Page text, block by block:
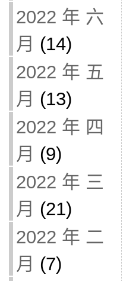
2022 年 六
月 (14)
2022 年 五
月 (13)
2022 年 四
月 (9)
2022 年 三
月 (21)
2022 年 二
月 (7)